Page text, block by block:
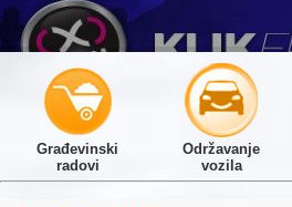
Građevinski
radovi
Održavanje
vozila